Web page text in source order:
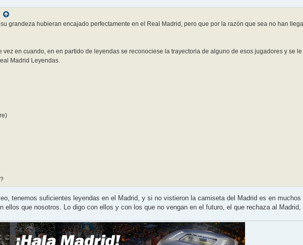
grandeza hubieran encajado perfectamente en el Real Madrid, pero que por la razón que sea no han
vez en cuando, en en partido de leyendas se reconociese la trayectoria de alguno de esos jugadores y se
Madrid Leyendas.
tenemos suficientes leyendas en el Madrid, y si no vistieron la camiseta del Madrid es en muchos
ellos que nosotros. Lo digo con ellos y con los que no vengan en el futuro, el que rechaza al Madrid,